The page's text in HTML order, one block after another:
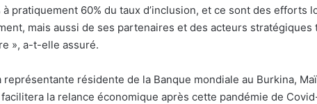
pratiquement 60% du taux d’inclusion, et ce sont des efforts
mais aussi de ses partenaires et des acteurs stratégiques
», a-t-elle assuré.
résidente de la Banque mondiale au Burkina,
la relance économique après cette pandémie de